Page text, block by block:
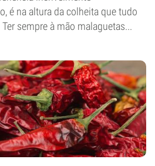
é na altura da colheita que tudo
sempre à mão malaguetas...